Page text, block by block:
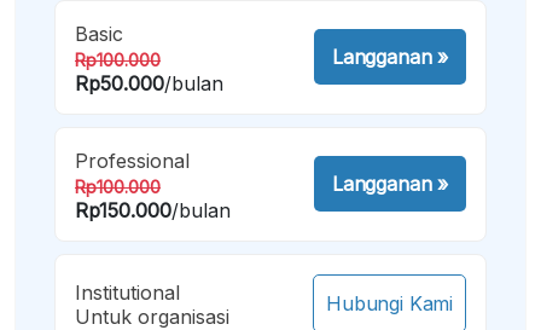
Basic
Rp100.000
Rp50.000/bulan
Langganan»
Professional
Rp100.000
Rp150.000/bulan
Langganan»
Institutional
Untuk organisasi
Hubungi Kami